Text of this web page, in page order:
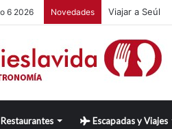
6 2026 Novedades Viajar a Seúl
Restaurantes Escapadas y Viajes